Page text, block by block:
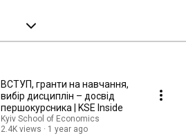
ВСТУП, гранти на навчання,
вибір дисциплін – досвід
першокурсника | KSE Inside
Kyiv School of Economics
2.4K views
1 year ago